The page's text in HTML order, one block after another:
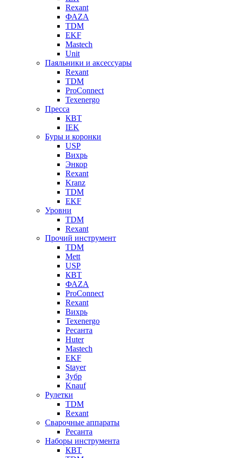
Rexant
ФАZА
TDM
EKF
Mastech
Unit
Паяльники и аксессуары
Rexant
TDM
ProConnect
Texenergo
Пресса
КВТ
IEK
Буры и коронки
USP
Вихрь
Энкор
Rexant
Kranz
TDM
EKF
Уровни
TDM
Rexant
Прочий инструмент
TDM
Mett
USP
КВТ
ФАZА
ProConnect
Rexant
Вихрь
Texenergo
Ресанта
Huter
Mastech
EKF
Stayer
Зубр
Knauf
Рулетки
TDM
Rexant
Сварочные аппараты
Ресанта
Наборы инструмента
КВТ